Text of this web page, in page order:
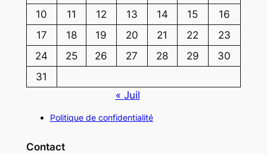
10
11 12 13 14 15
16
17
18 19 20 21 22
23
24
25 26 27 28 29
30
31
« Juil
Politique de confidentialité
Contact